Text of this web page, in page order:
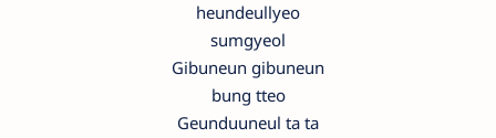
heundeullyeo
sumgyeol
Gibuneun gibuneun
bung tteo
Geunduuneul ta ta